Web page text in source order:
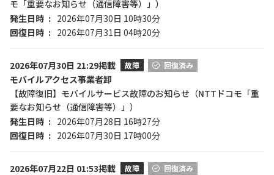
モ「重要なお知らせ（通信障害等）」）
発生日時
2026年07月30日 10時30分
回復日時
2026年07月31日 04時20分
2026年07月30日 21:29掲載 故障 回復済み
モバイルアクセス事業者卸
【故障復旧】モバイルサービス故障のお知らせ（NTTドコモ「重
要なお知らせ（通信障害等）」）
発生日時
2026年07月28日 16時27分
回復日時
2026年07月30日 17時00分
2026年07月22日 01:53掲載 故障 回復済み